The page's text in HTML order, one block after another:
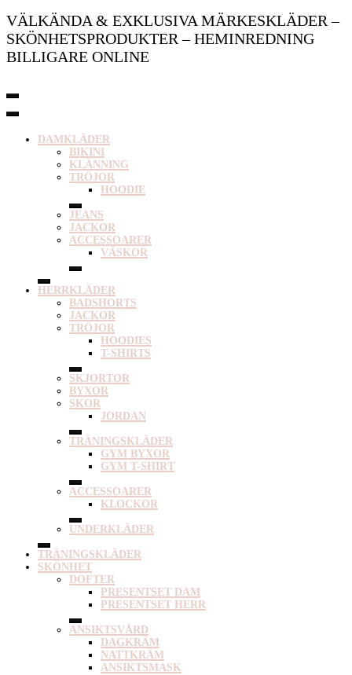
VÄLKÄNDA & EXKLUSIVA MÄRKESKLÄDER –
SKÖNHETSPRODUKTER – HEMINREDNING
BILLIGARE ONLINE
DAMKLÄDER
BIKINI
KLÄNNING
TRÖJOR
HOODIE
JEANS
JACKOR
ACCESSOARER
VÄSKOR
HERRKLÄDER
BADSHORTS
JACKOR
TRÖJOR
HOODIES
T-SHIRTS
SKJORTOR
BYXOR
SKOR
JORDAN
TRÄNINGSKLÄDER
GYM BYXOR
GYM T-SHIRT
ACCESSOARER
KLOCKOR
UNDERKLÄDER
TRÄNINGSKLÄDER
SKÖNHET
DOFTER
PRESENTSET DAM
PRESENTSET HERR
ANSIKTSVÅRD
DAGKRÄM
NATTKRÄM
ANSIKTSMASK